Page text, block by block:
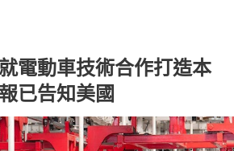
電動車技術合作打造本
已告知美國